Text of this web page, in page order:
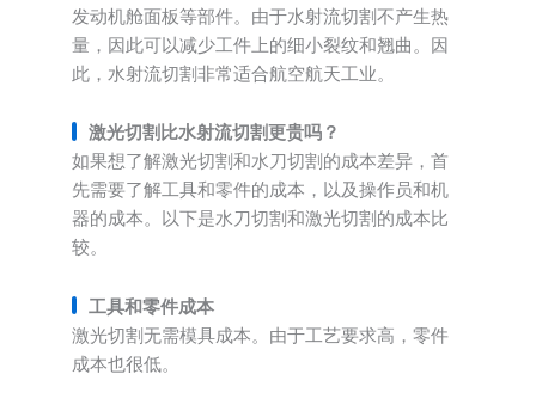
发动机舱面板等部件。由于水射流切割不产生热
量，因此可以减少工件上的细小裂纹和翘曲。因
此，水射流切割非常适合航空航天工业。
激光切割比水射流切割更贵吗？
如果想了解激光切割和水刀切割的成本差异，首
先需要了解工具和零件的成本，以及操作员和机
器的成本。以下是水刀切割和激光切割的成本比
较。
工具和零件成本
激光切割无需模具成本。由于工艺要求高，零件
成本也很低。